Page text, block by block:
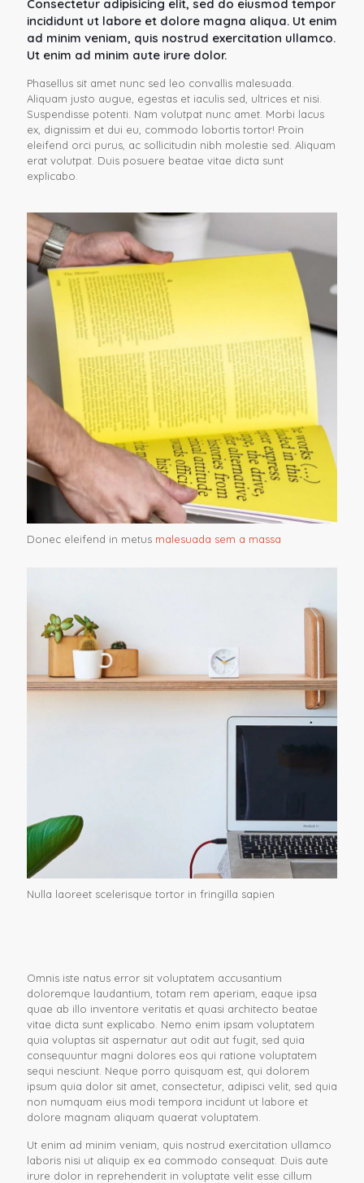
Consectetur adipisicing elit, sed do eiusmod tempor
incididunt ut labore et dolore magna aliqua. Ut enim
ad minim veniam, quis nostrud exercitation ullamco.
Ut enim ad minim aute irure dolor.
Phasellus sit amet nunc sed leo convallis malesuada.
Aliquam justo augue, egestas et iaculis sed, ultrices et nisi.
Suspendisse potenti. Nam volutpat nunc amet. Morbi lacus
ex, dignissim et dui eu, commodo lobortis tortor! Proin
eleifend orci purus, ac sollicitudin nibh molestie sed. Aliquam
erat volutpat. Duis posuere beatae vitae dicta sunt
explicabo.
Donec eleifend in metus malesuada sem a massa
Nulla laoreet scelerisque tortor in fringilla sapien
Omnis iste natus error sit voluptatem accusantium
doloremque laudantium, totam rem aperiam, eaque ipsa
quae ab illo inventore veritatis et quasi architecto beatae
vitae dicta sunt explicabo. Nemo enim ipsam voluptatem
quia voluptas sit aspernatur aut odit aut fugit, sed quia
consequuntur magni dolores eos qui ratione voluptatem
sequi nesciunt. Neque porro quisquam est, qui dolorem
ipsum quia dolor sit amet, consectetur, adipisci velit, sed quia
non numquam eius modi tempora incidunt ut labore et
dolore magnam aliquam quaerat voluptatem.
Ut enim ad minim veniam, quis nostrud exercitation ullamco
laboris nisi ut aliquip ex ea commodo consequat. Duis aute
irure dolor in reprehenderit in voluptate velit esse cillum